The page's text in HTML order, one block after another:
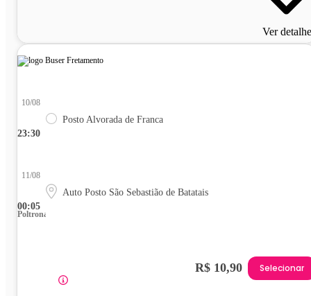
Ver
23:30
10/08
Posto Alvorada de Franca
00:05
11/08
Auto Posto São Sebastião de Batatais
Poltrona
R$ 10,90 Selecionar